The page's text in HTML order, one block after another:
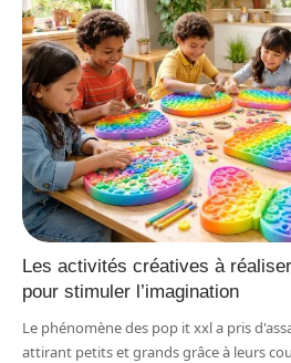
Les activités créatives à
pour stimuler l’imagination
Le phénomène des pop it xxl a pris
attirant petits et grands grâce à leurs